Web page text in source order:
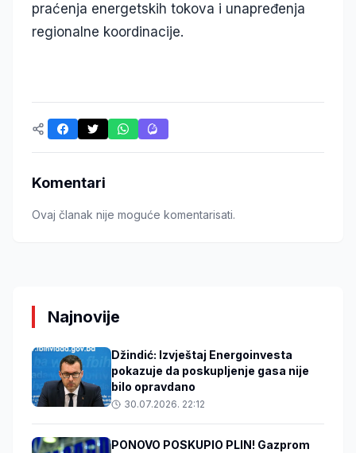
praćenja energetskih tokova i unapređenja
regionalne koordinacije.
Komentari
Ovaj članak nije moguće komentarisati.
Najnovije
Džindić: Izvještaj Energoinvesta
pokazuje da poskupljenje gasa nije
bilo opravdano
30.07.2026. 22:12
PONOVO POSKUPIO PLIN! Gazprom